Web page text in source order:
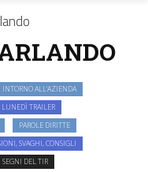
INTORNO ALL'AZIENDA
LUNEDÌ TRAILER
PAROLE DIRITTE
SVAGHI, CONSIGLI
SEGNI DEL TIR